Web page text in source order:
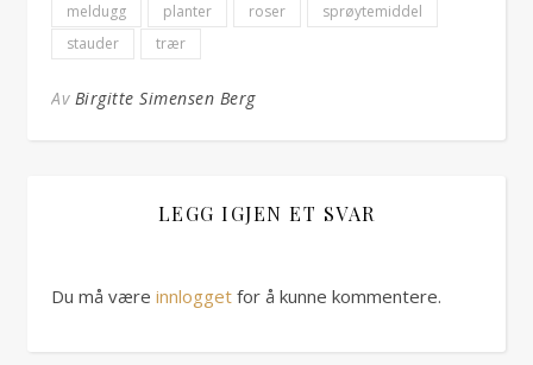
meldugg
planter roser
sprøytemiddel
stauder
trær
Av Birgitte Simensen Berg
LEGG IGJEN ET SVAR
Du må være innlogget for å kunne kommentere.